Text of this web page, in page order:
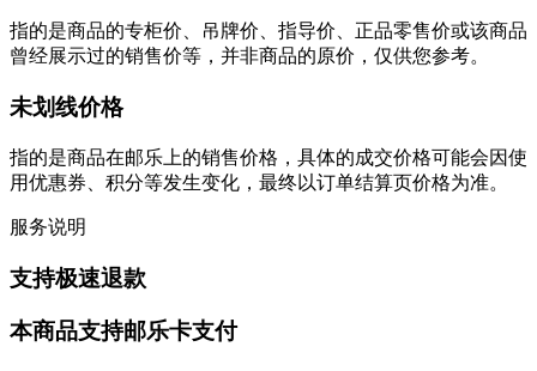
指的是商品的专柜价、吊牌价、指导价、正品零售价或该商品
曾经展示过的销售价等，并非商品的原价，仅供您参考。
未划线价格
指的是商品在邮乐上的销售价格，具体的成交价格可能会因使
用优惠券、积分等发生变化，最终以订单结算页价格为准。
服务说明
支持极速退款
本商品支持邮乐卡支付